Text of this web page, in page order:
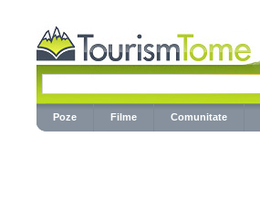
Poze Filme Comunitate